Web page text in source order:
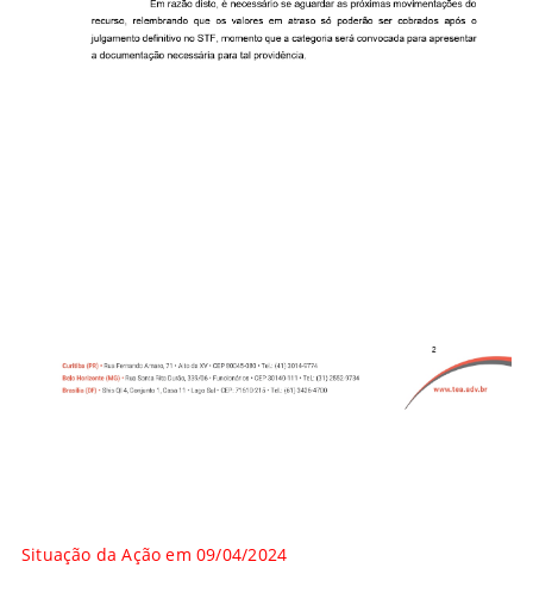
Situação da Ação em 09/04/2024